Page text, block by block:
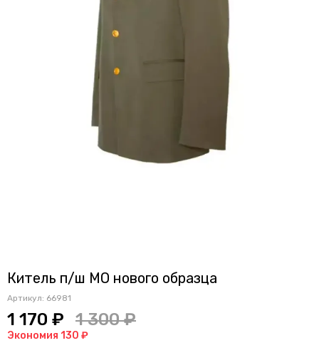
Китель п/ш МО нового образца
Артикул: 66981
1 170 ₽ 1 300 ₽
Экономия 130 ₽